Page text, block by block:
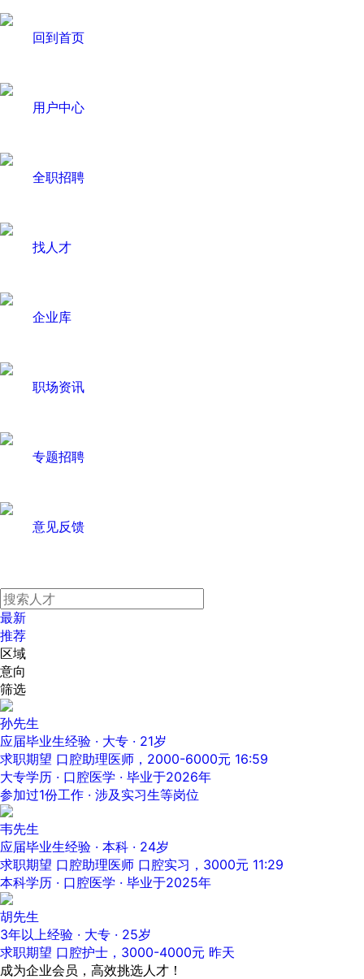
回到首页
用户中心
全职招聘
找人才
企业库
职场资讯
专题招聘
意见反馈
最新
推荐
区域
意向
筛选
孙先生
应届毕业生经验 · 大专 · 21岁
求职期望 口腔助理医师，2000-6000元 16:59
大专学历 · 口腔医学 · 毕业于2026年
参加过1份工作 · 涉及实习生等岗位
韦先生
应届毕业生经验 · 本科 · 24岁
求职期望 口腔助理医师 口腔实习，3000元 11:29
本科学历 · 口腔医学 · 毕业于2025年
胡先生
3年以上经验 · 大专 · 25岁
求职期望 口腔护士，3000-4000元 昨天
成为企业会员，高效挑选人才！